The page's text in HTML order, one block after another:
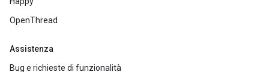
OpenThread
Assistenza
Bug e richieste di funzionalità